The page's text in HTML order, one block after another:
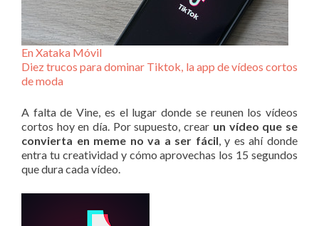
En Xataka Móvil
Diez trucos para dominar Tiktok, la app de vídeos cortos
de moda
A falta de Vine, es el lugar donde se reunen los vídeos
cortos hoy en día. Por supuesto, crear un vídeo que se
convierta en meme no va a ser fácil , y es ahí donde
entra tu creatividad y cómo aprovechas los 15 segundos
que dura cada vídeo.